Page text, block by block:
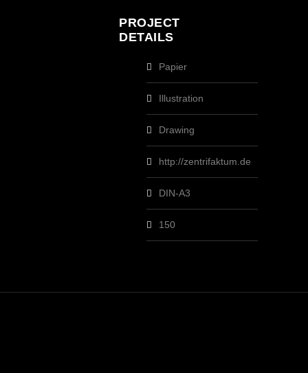
PROJECT
DETAILS
Papier
Illustration
Drawing
http://zentrifaktum.de
DIN-A3
150